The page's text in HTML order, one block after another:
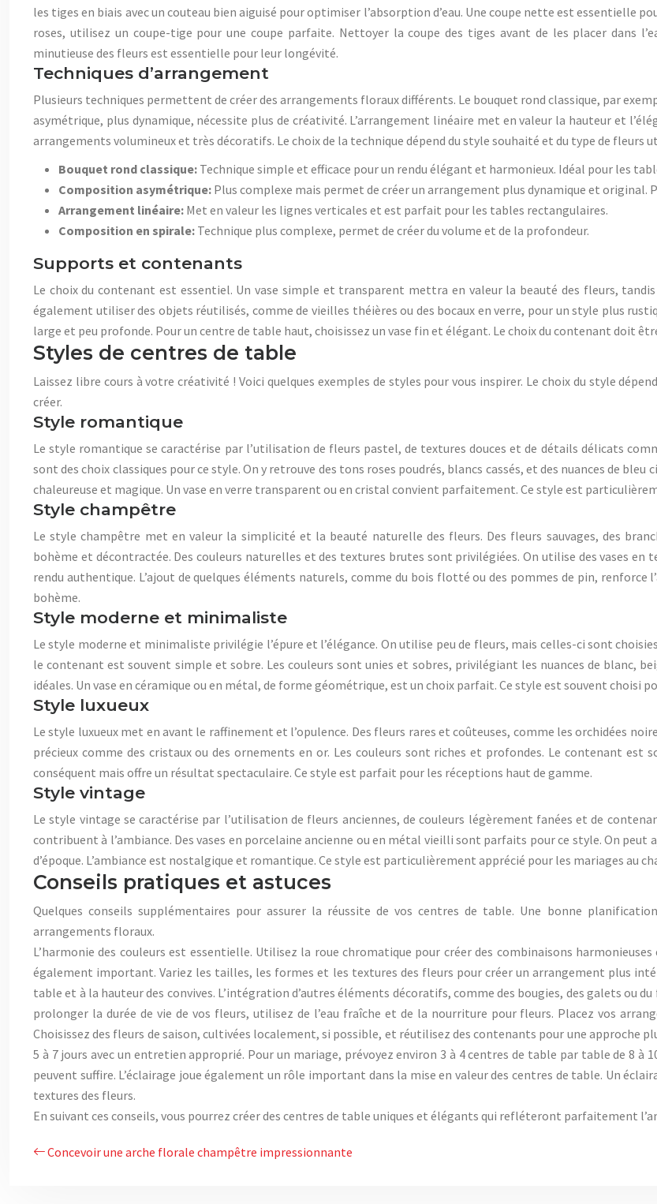
les tiges en biais avec un couteau bien aiguisé pour optimiser l’absorption d’eau. Une coupe nette est essentielle
roses, utilisez un coupe-tige pour une coupe parfaite. Nettoyer la coupe des tiges avant de les placer dans
minutieuse des fleurs est essentielle pour leur longévité.
Techniques d’arrangement
Plusieurs techniques permettent de créer des arrangements floraux différents. Le bouquet rond classique, par
asymétrique, plus dynamique, nécessite plus de créativité. L’arrangement linéaire met en valeur la hauteur et
arrangements volumineux et très décoratifs. Le choix de la technique dépend du style souhaité et du type de fleurs
Bouquet rond classique: Technique simple et efficace pour un rendu élégant et harmonieux. Idéal pour les
Composition asymétrique: Plus complexe mais permet de créer un arrangement plus dynamique et
Arrangement linéaire: Met en valeur les lignes verticales et est parfait pour les tables rectangulaires.
Composition en spirale: Technique plus complexe, permet de créer du volume et de la profondeur.
Supports et contenants
Le choix du contenant est essentiel. Un vase simple et transparent mettra en valeur la beauté des fleurs,
également utiliser des objets réutilisés, comme de vieilles théières ou des bocaux en verre, pour un style plus
large et peu profonde. Pour un centre de table haut, choisissez un vase fin et élégant. Le choix du contenant doit
Styles de centres de table
Laissez libre cours à votre créativité ! Voici quelques exemples de styles pour vous inspirer. Le choix du style
créer.
Style romantique
Le style romantique se caractérise par l’utilisation de fleurs pastel, de textures douces et de détails délicats
sont des choix classiques pour ce style. On y retrouve des tons roses poudrés, blancs cassés, et des nuances de
chaleureuse et magique. Un vase en verre transparent ou en cristal convient parfaitement. Ce style est
Style champêtre
Le style champêtre met en valeur la simplicité et la beauté naturelle des fleurs. Des fleurs sauvages, des
bohème et décontractée. Des couleurs naturelles et des textures brutes sont privilégiées. On utilise des vases en
rendu authentique. L’ajout de quelques éléments naturels, comme du bois flotté ou des pommes de pin, renforce
bohème.
Style moderne et minimaliste
Le style moderne et minimaliste privilégie l’épure et l’élégance. On utilise peu de fleurs, mais celles-ci sont
le contenant est souvent simple et sobre. Les couleurs sont unies et sobres, privilégiant les nuances de blanc,
idéales. Un vase en céramique ou en métal, de forme géométrique, est un choix parfait. Ce style est souvent choisi
Style luxueux
Le style luxueux met en avant le raffinement et l’opulence. Des fleurs rares et coûteuses, comme les orchidées
précieux comme des cristaux ou des ornements en or. Les couleurs sont riches et profondes. Le contenant est
conséquent mais offre un résultat spectaculaire. Ce style est parfait pour les réceptions haut de gamme.
Style vintage
Le style vintage se caractérise par l’utilisation de fleurs anciennes, de couleurs légèrement fanées et de
contribuent à l’ambiance. Des vases en porcelaine ancienne ou en métal vieilli sont parfaits pour ce style. On peut
d’époque. L’ambiance est nostalgique et romantique. Ce style est particulièrement apprécié pour les mariages au
Conseils pratiques et astuces
Quelques conseils supplémentaires pour assurer la réussite de vos centres de table. Une bonne
arrangements floraux.
L’harmonie des couleurs est essentielle. Utilisez la roue chromatique pour créer des combinaisons
également important. Variez les tailles, les formes et les textures des fleurs pour créer un arrangement plus
table et à la hauteur des convives. L’intégration d’autres éléments décoratifs, comme des bougies, des galets ou
prolonger la durée de vie de vos fleurs, utilisez de l’eau fraîche et de la nourriture pour fleurs. Placez vos
Choisissez des fleurs de saison, cultivées localement, si possible, et réutilisez des contenants pour une approche
5 à 7 jours avec un entretien approprié. Pour un mariage, prévoyez environ 3 à 4 centres de table par table de 8 à
peuvent suffire. L’éclairage joue également un rôle important dans la mise en valeur des centres de table. Un
textures des fleurs.
En suivant ces conseils, vous pourrez créer des centres de table uniques et élégants qui refléteront parfaitement
Concevoir une arche florale champêtre impressionnante